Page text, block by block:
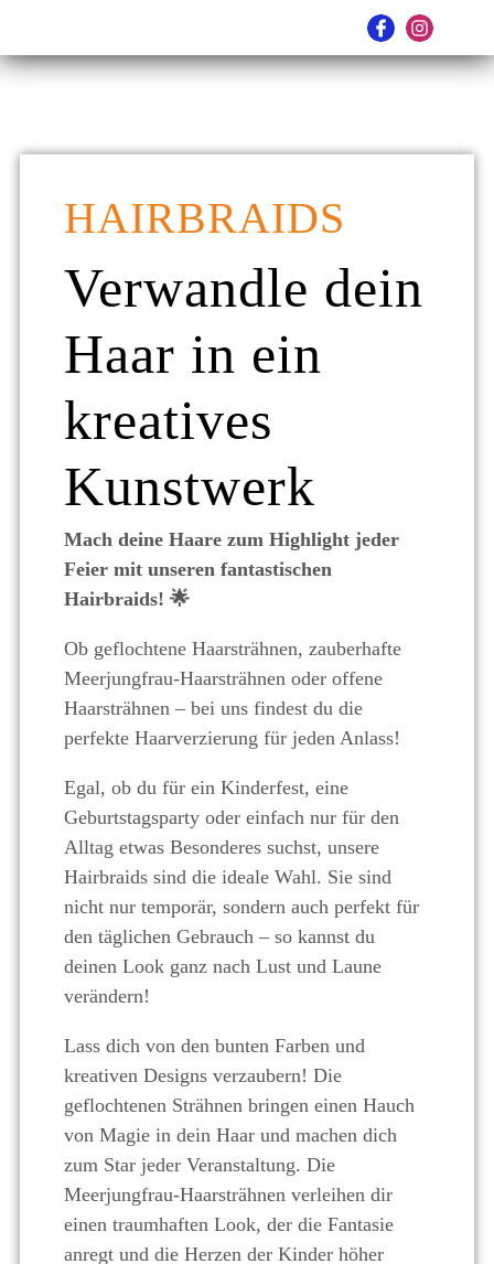
HAIRBRAIDS
Verwandle dein
Haar in ein
kreatives
Kunstwerk
Mach deine Haare zum Highlight jeder
Feier mit unseren fantastischen
Hairbraids! 🌟
Ob geflochtene Haarsträhnen, zauberhafte
Meerjungfrau-Haarsträhnen oder offene
Haarsträhnen – bei uns findest du die
perfekte Haarverzierung für jeden Anlass!
Egal, ob du für ein Kinderfest, eine
Geburtstagsparty oder einfach nur für den
Alltag etwas Besonderes suchst, unsere
Hairbraids sind die ideale Wahl. Sie sind
nicht nur temporär, sondern auch perfekt für
den täglichen Gebrauch – so kannst du
deinen Look ganz nach Lust und Laune
verändern!
Lass dich von den bunten Farben und
kreativen Designs verzaubern! Die
geflochtenen Strähnen bringen einen Hauch
von Magie in dein Haar und machen dich
zum Star jeder Veranstaltung. Die
Meerjungfrau-Haarsträhnen verleihen dir
einen traumhaften Look, der die Fantasie
anregt und die Herzen der Kinder höher